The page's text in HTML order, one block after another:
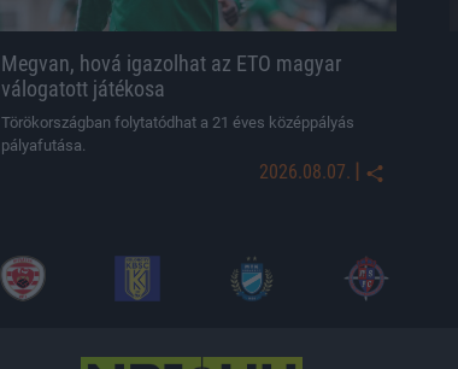
Megvan, hová igazolhat az ETO magyar
válogatott játékosa
Törökországban folytatódhat a 21 éves középpályás
pályafutása.
2026.08.07. |